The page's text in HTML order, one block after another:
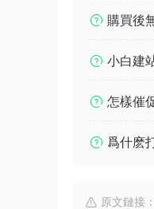
購買後
小白建
怎樣催
爲什麽
原文鏈接：